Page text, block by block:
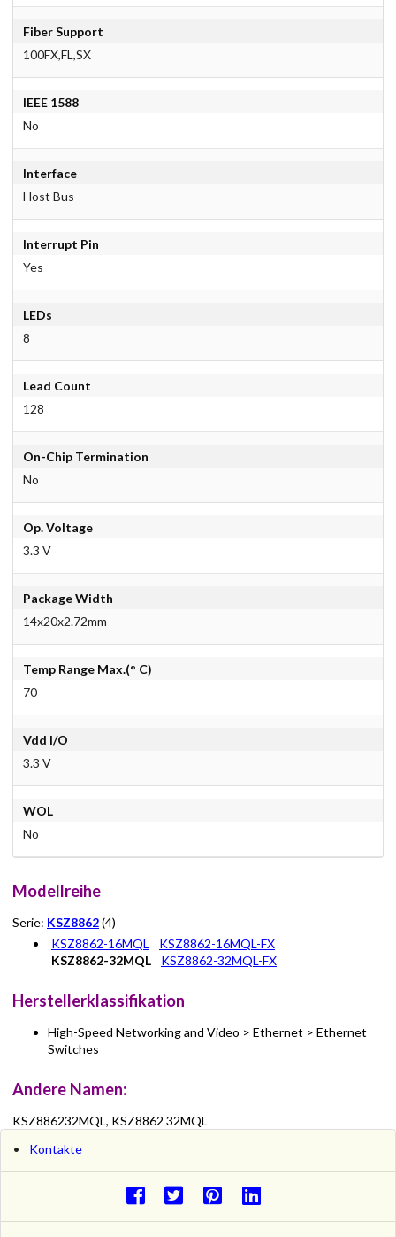
Fiber Support
100FX,FL,SX
IEEE 1588
No
Interface
Host Bus
Interrupt Pin
Yes
LEDs
8
Lead Count
128
On-Chip Termination
No
Op. Voltage
3.3 V
Package Width
14x20x2.72mm
Temp Range Max.(° C)
70
Vdd I/O
3.3 V
WOL
No
Modellreihe
Serie: KSZ8862(4)
KSZ8862-16MQL
KSZ8862-16MQL-FX
KSZ8862-32MQL
KSZ8862-32MQL-FX
Herstellerklassifikation
High-Speed Networking and Video > Ethernet > Ethernet
Switches
Andere Namen:
KSZ886232MQL, KSZ8862 32MQL
Kontakte